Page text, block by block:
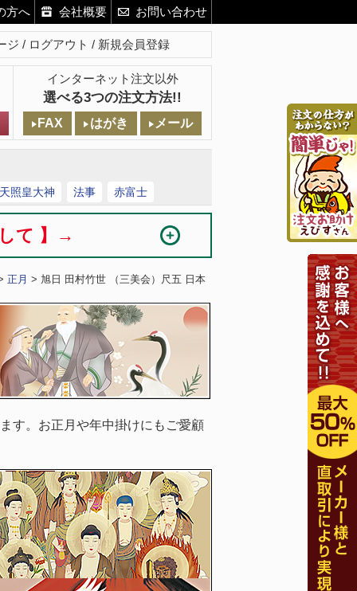
方へ 会社概要 お問い合わせ
ジ ログアウト 新規会員登録
インターネット注文以外
選べる3つの注文方法!!
FAX はがき メール
照皇大神 法事 赤富士
して 】→
正月 > 旭日 田村竹世 （三美会）尺五 日本
す。お正月や年中掛けにもご愛顧